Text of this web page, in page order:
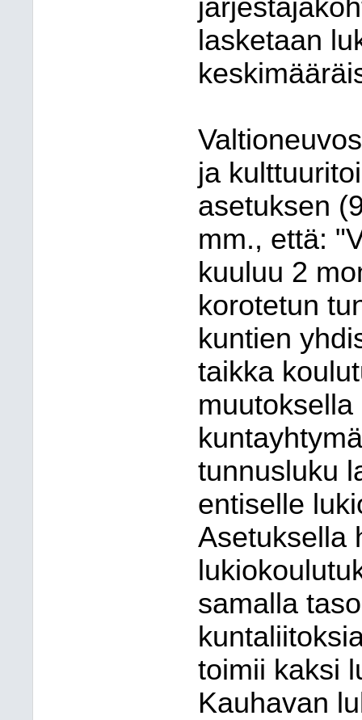
lasketaan
ja
asetuksen
mm., että:
kuuluu 2
korotetun
kuntien
taikka
tunnusluku
entiselle
Asetuksella
samalla
toimii kaksi
Kauhavan